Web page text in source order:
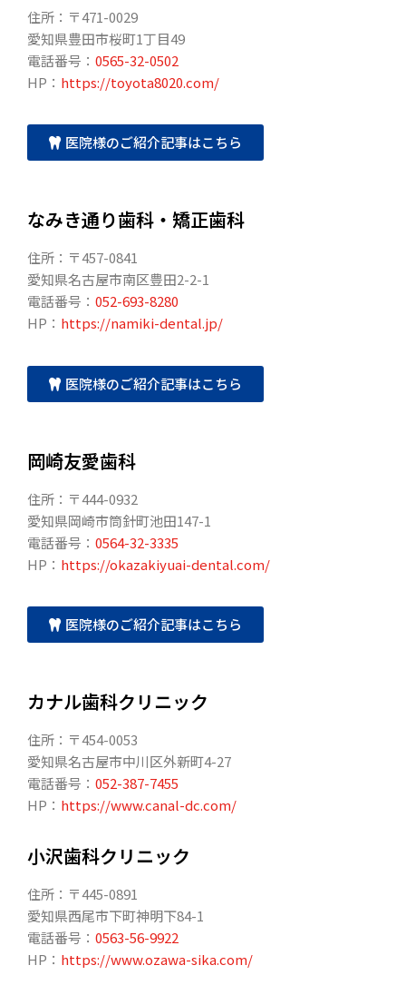
住所：〒471-0029
愛知県豊田市桜町1丁目49
電話番号： 0565-32-0502
HP： https://toyota8020.com/
医院様のご紹介記事はこちら
なみき通り歯科・矯正歯科
住所：〒457-0841
愛知県名古屋市南区豊田2-2-1
電話番号： 052-693-8280
HP： https://namiki-dental.jp/
医院様のご紹介記事はこちら
岡崎友愛歯科
住所：〒444-0932
愛知県岡崎市筒針町池田147-1
電話番号： 0564-32-3335
HP： https://okazakiyuai-dental.com/
医院様のご紹介記事はこちら
カナル歯科クリニック
住所：〒454-0053
愛知県名古屋市中川区外新町4-27
電話番号： 052-387-7455
HP： https://www.canal-dc.com/
小沢歯科クリニック
住所：〒445-0891
愛知県西尾市下町神明下84-1
電話番号： 0563-56-9922
HP： https://www.ozawa-sika.com/